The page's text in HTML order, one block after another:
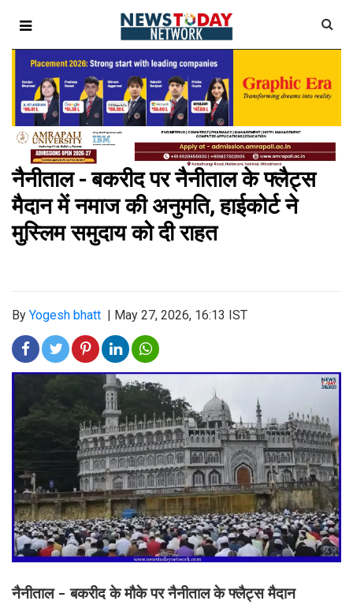
नैनीताल - बकरीद पर नैनीताल के फ्लैट्स
मैदान में नमाज की अनुमति, हाईकोर्ट ने
मुस्लिम समुदाय को दी राहत
By Yogesh bhatt May 27, 2026, 16:13 IST
नैनीताल - बकरीद के मौके पर नैनीताल के फ्लैट्स मैदान